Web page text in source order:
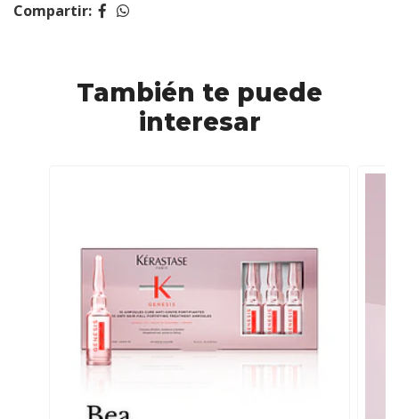
Compartir:
También te puede
interesar